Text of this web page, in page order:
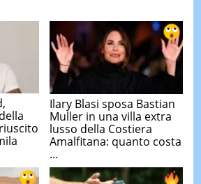
Ilary Blasi sposa Bastian
Muller in una villa extra
lusso della Costiera
Amalfitana: quanto costa
...